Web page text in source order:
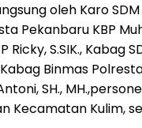
oleh Karo SDM
Pekanbaru KBP
Ricky, S.SIK., Kabag
Binmas
SH.,
Kecamatan Kulim,